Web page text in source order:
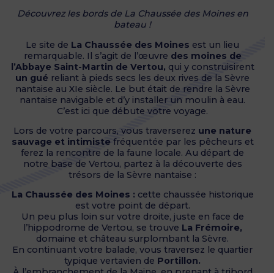
Découvrez les bords de La Chaussée des Moines en
bateau !
Le site de La Chaussée des Moines est un lieu
remarquable. Il s’agit de l’œuvre des moines de
l’Abbaye Saint-Martin de Vertou, qui y construisirent
un gué reliant à pieds secs les deux rives de la Sèvre
nantaise au XIe siècle. Le but était de rendre la Sèvre
nantaise navigable et d’y installer un moulin à eau.
C’est ici que débute votre voyage.
Lors de votre parcours, vous traverserez une nature
sauvage et intimiste fréquentée par les pêcheurs et
ferez la rencontre de la faune locale. Au départ de
notre base de Vertou, partez à la découverte des
trésors de la Sèvre nantaise :
La Chaussée des Moines : cette chaussée historique
est votre point de départ.
Un peu plus loin sur votre droite, juste en face de
l’hippodrome de Vertou, se trouve La Frémoire,
domaine et château surplombant la Sèvre.
En continuant votre balade, vous traversez le quartier
typique vertavien de Portillon.